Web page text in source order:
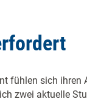
fühlen sich ihren
zwei aktuelle